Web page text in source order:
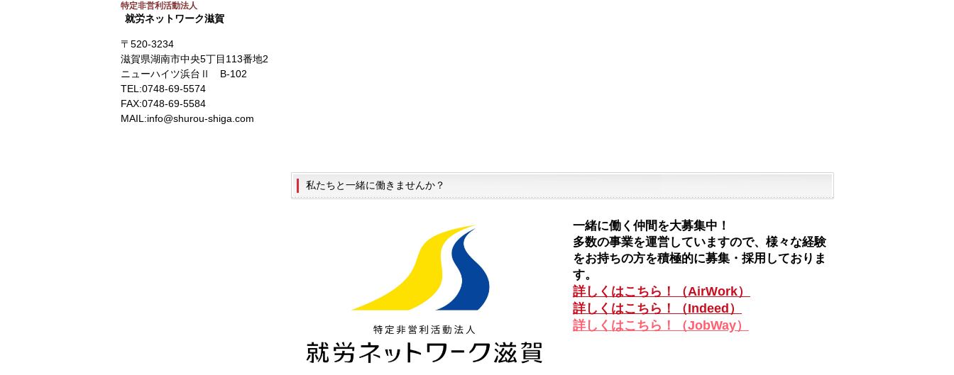
私たちと一緒に働きませんか？
一緒に働く仲間を大募集中 ！
多数の事業を運営していますので、様々な経験
をお持ちの方を積極的に募集・採用しておりま
す。
詳しくはこちら！（AirWork）
詳しくはこちら！（Indeed）
詳しくはこちら！（JobWay）
特定非営利活動法人
就労ネットワーク滋賀
〒520-3234
滋賀県湖南市中央5丁目113番地2
ニューハイツ浜台Ⅱ B-102
TEL:0748-69-5574
FAX:0748-69-5584
MAIL:info@shurou-shiga.com